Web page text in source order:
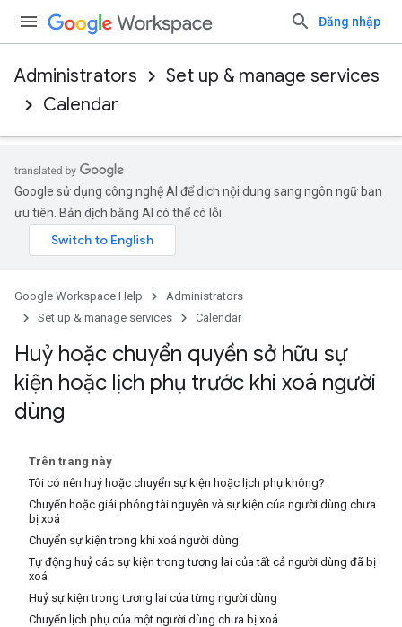
Đăng nhập
Administrators
Set up & manage services
Calendar
Google sử dụng công nghệ AI để dịch nội dung sang ngôn ngữ bạn
ưu tiên. Bản dịch bằng AI có thể có lỗi.
Google Workspace Help
Administrators
Set up & manage services
Calendar
Huỷ hoặc chuyển quyền sở hữu sự
kiện hoặc lịch phụ trước khi xoá người
dùng
Trên trang này
Tôi có nên huỷ hoặc chuyển sự kiện hoặc lịch phụ không?
Chuyển hoặc giải phóng tài nguyên và sự kiện của người dùng chưa
bị xoá
Chuyển sự kiện trong khi xoá người dùng
Tự động huỷ các sự kiện trong tương lai của tất cả người dùng đã bị
xoá
Huỷ sự kiện trong tương lai của từng người dùng
Chuyển lịch phụ của một người dùng chưa bị xoá